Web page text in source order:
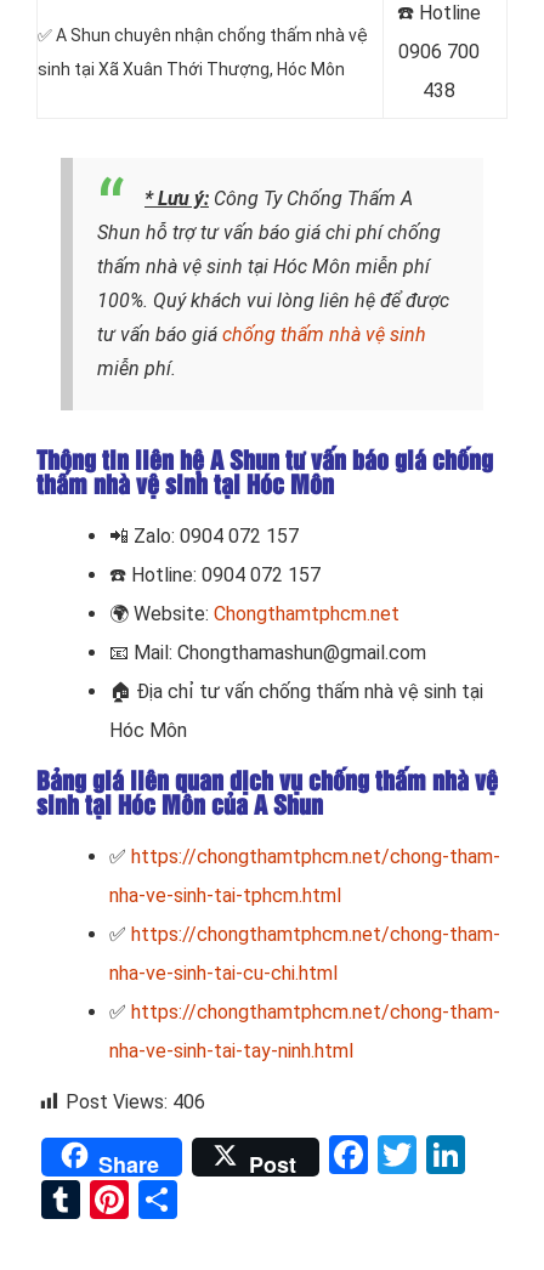
✅ A Shun chuyên nhận chống thấm nhà vệ
sinh tại Xã Xuân Thới Thượng, Hóc Môn
☎️ Hotline
0906 700
438
* Lưu ý: Công Ty Chống Thấm A
Shun hỗ trợ tư vấn báo giá chi phí chống
thấm nhà vệ sinh tại Hóc Môn miễn phí
100%. Quý khách vui lòng liên hệ để được
tư vấn báo giá chống thấm nhà vệ sinh
miễn phí.
Thông tin liên hệ A Shun tư vấn báo giá chống
thấm nhà vệ sinh tại Hóc Môn
📲 Zalo: 0904 072 157
☎️ Hotline: 0904 072 157
🌍 Website: Chongthamtphcm.net
📧 Mail: Chongthamashun@gmail.com
🏠 Địa chỉ tư vấn chống thấm nhà vệ sinh tại
Hóc Môn
Bảng giá liên quan dịch vụ chống thấm nhà vệ
sinh tại Hóc Môn của A Shun
✅ https://chongthamtphcm.net/chong-tham-
nha-ve-sinh-tai-tphcm.html
✅ https://chongthamtphcm.net/chong-tham-
nha-ve-sinh-tai-cu-chi.html
✅ https://chongthamtphcm.net/chong-tham-
nha-ve-sinh-tai-tay-ninh.html
Post Views: 406
Share Post Facebook
Twitter
TumblrPinterest